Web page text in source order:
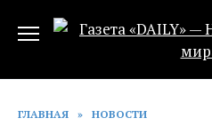
ГЛАВНАЯ » НОВОСТИ